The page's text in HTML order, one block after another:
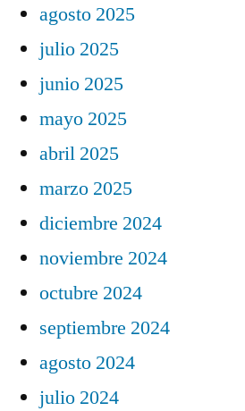
agosto 2025
julio 2025
junio 2025
mayo 2025
abril 2025
marzo 2025
diciembre 2024
noviembre 2024
octubre 2024
septiembre 2024
agosto 2024
julio 2024